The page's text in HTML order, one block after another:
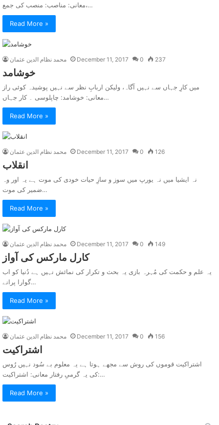
معانی: مناصب: منصب کی جمع،…
Read More »
محمد نظام الدین عثمان December 11, 2017 0 237
خوشامد
میں کارِ جہاں سے نہیں آگاہ، ولیکن اربابِ نظر سے نہیں پوشیدہ کوئی راز
معانی: خوشامد: چاپلوسی ۔ کار جہاں…
Read More »
محمد نظام الدین عثمان December 11, 2017 0 126
انقلاب
نہ ایشیا میں نہ یورپ میں سوز و سازِ حیات خودی کی موت ہے یہ اور وہ
ضمیر کی موت…
Read More »
محمد نظام الدین عثمان December 11, 2017 0 149
کارل مارکس کی آواز
یہ علم و حکمت کی مُہرہ بازی یہ بحث و تکرار کی نمائش نہیں ہے دُنیا کو اب
گوارا پرانے…
Read More »
محمد نظام الدین عثمان December 11, 2017 0 156
اشتراکيت
اشتراکيت قوموں کی روش سے مجھے ہوتا ہے یہ معلوم بے سُود نہیں رُوس
کی یہ گرمیِ رفتار معانی: اشتراکیت:…
Read More »